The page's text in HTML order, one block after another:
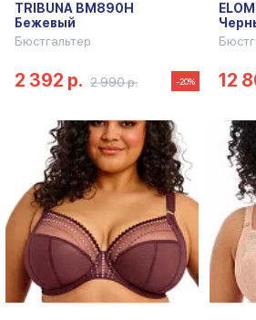
TRIBUNA BM890H
Бежевый
Бюстгальтер
2 392 р. 2 990 р. -20% 12